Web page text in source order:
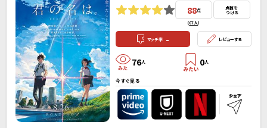
88点
(67人）
点数を
つける
マッチ率 - レビューする
76人 0人
今すぐ見る